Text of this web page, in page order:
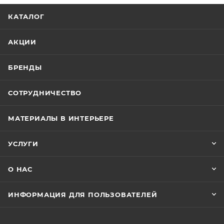
КАТАЛОГ
АКЦИИ
БРЕНДЫ
СОТРУДНИЧЕСТВО
МАТЕРИАЛЫ В ИНТЕРЬЕРЕ
УСЛУГИ
О НАС
ИНФОРМАЦИЯ ДЛЯ ПОЛЬЗОВАТЕЛЕЙ